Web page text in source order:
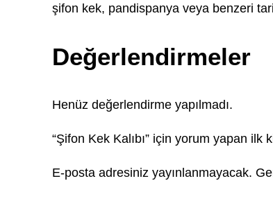
şifon kek, pandispanya veya benzeri
Değerlendirmeler
Henüz değerlendirme yapılmadı.
“Şifon Kek Kalıbı” için yorum yapan ilk
E-posta adresiniz yayınlanmayacak.